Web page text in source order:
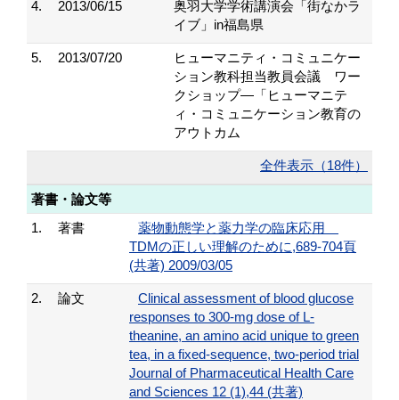
4. 2013/06/15
奥羽大学学術講演会「街なかラ
イブ」in福島県
5. 2013/07/20
ヒューマニティ・コミュニケー
ション教科担当教員会議 ワー
クショップ―「ヒューマニテ
ィ・コミュニケーション教育の
アウトカム
全件表示（18件）
著書・論文等
1.
著書
薬物動態学と薬力学の臨床応用
TDMの正しい理解のために,689-704頁
(共著) 2009/03/05
2. 論文
Clinical assessment of blood glucose
responses to 300-mg dose of L-
theanine, an amino acid unique to green
tea, in a fixed-sequence, two-period trial
Journal of Pharmaceutical Health Care
and Sciences 12 (1),44 (共著)